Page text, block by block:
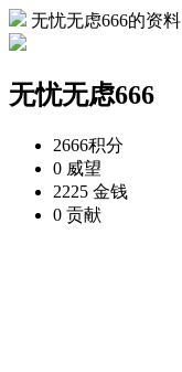
无忧无虑666的资料
无忧无虑666
2666积分
0 威望
2225 金钱
0 贡献